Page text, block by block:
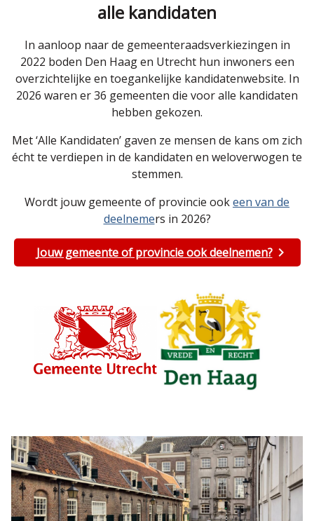
alle kandidaten
In aanloop naar de gemeenteraadsverkiezingen in
2022 boden Den Haag en Utrecht hun inwoners een
overzichtelijke en toegankelijke kandidatenwebsite. In
2026 waren er 36 gemeenten die voor alle kandidaten
hebben gekozen.
Met ‘Alle Kandidaten’ gaven ze mensen de kans om zich
écht te verdiepen in de kandidaten en weloverwogen te
stemmen.
Wordt jouw gemeente of provincie ookeen van de
deelnemers in 2026?
Jouw gemeente of provincie ook deelnemen?